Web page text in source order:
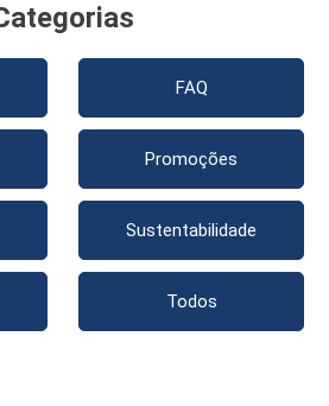
FAQ
Promoções
Sustentabilidade
Todos